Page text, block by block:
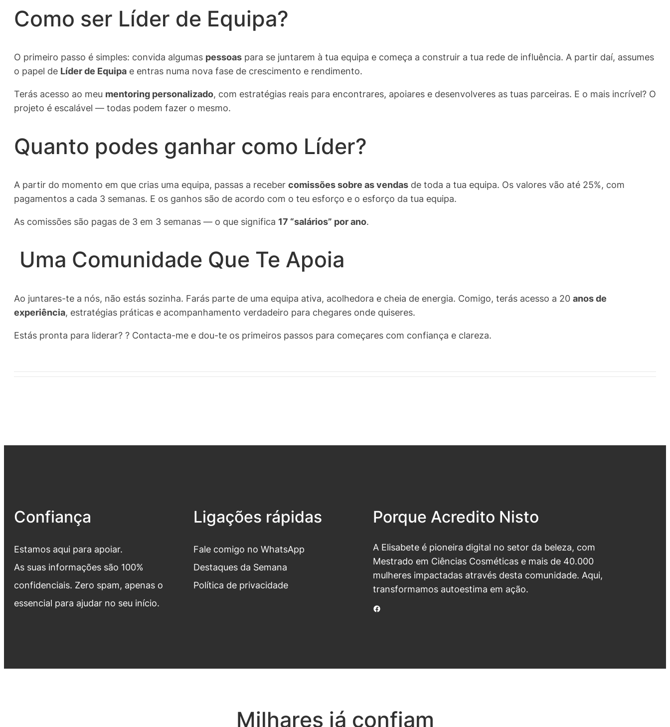
Como ser Líder de Equipa?
O primeiro passo é simples: convida algumas pessoas para se juntarem à tua equipa e começa a construir a tua rede de influência. A partir daí, assumes
o papel de Líder de Equipa e entras numa nova fase de crescimento e rendimento.
Terás acesso ao meu mentoring personalizado, com estratégias reais para encontrares, apoiares e desenvolveres as tuas parceiras. E o mais incrível? O
projeto é escalável — todas podem fazer o mesmo.
Quanto podes ganhar como Líder?
A partir do momento em que crias uma equipa, passas a receber comissões sobre as vendas de toda a tua equipa. Os valores vão até 25%, com
pagamentos a cada 3 semanas. E os ganhos são de acordo com o teu esforço e o esforço da tua equipa.
As comissões são pagas de 3 em 3 semanas — o que significa 17 “salários” por ano.
Uma Comunidade Que Te Apoia
Ao juntares-te a nós, não estás sozinha. Farás parte de uma equipa ativa, acolhedora e cheia de energia. Comigo, terás acesso a 20 anos de
experiência, estratégias práticas e acompanhamento verdadeiro para chegares onde quiseres.
Estás pronta para liderar? ? Contacta-me e dou-te os primeiros passos para começares com confiança e clareza.
Confiança
Estamos aqui para apoiar.
As suas informações são 100%
confidenciais. Zero spam, apenas o
essencial para ajudar no seu início.
Ligações rápidas
Fale comigo no WhatsApp
Destaques da Semana
Política de privacidade
Porque Acredito Nisto
A Elisabete é pioneira digital no setor da beleza, com
Mestrado em Ciências Cosméticas e mais de 40.000
mulheres impactadas através desta comunidade. Aqui,
transformamos autoestima em ação.
Facebook
Milhares já confiam